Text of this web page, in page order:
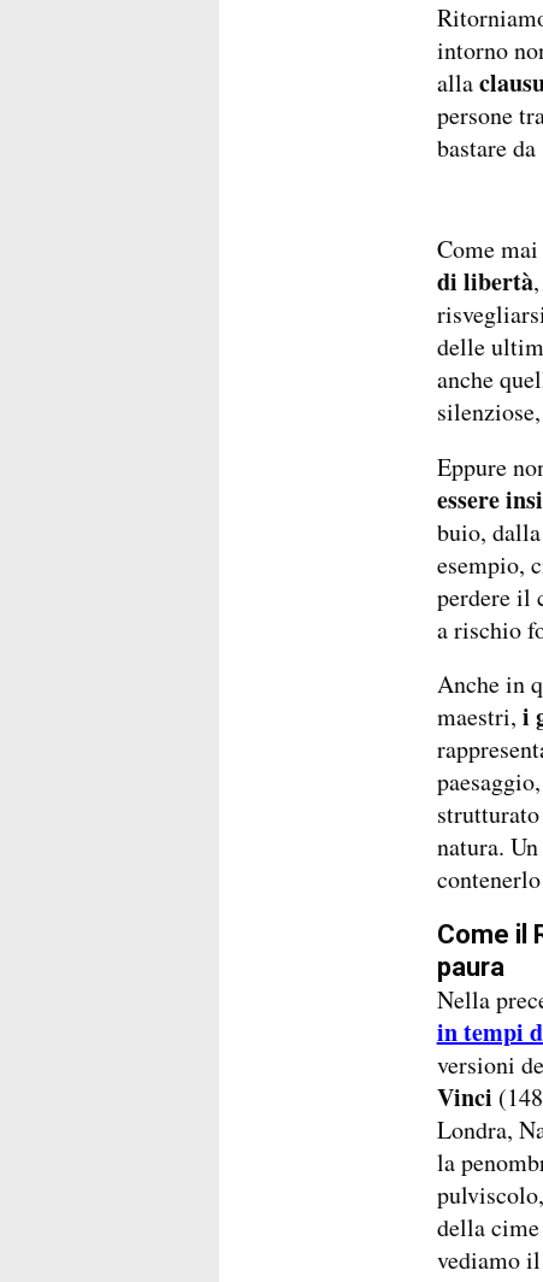
intorno
alla
persone
bastare
Come
di libertà
delle
anche
Eppure
essere
buio,
esempio,
perdere il
a rischio
Anche in
maestri, i
natura.
Come il
paura
Nella
in tempi
versioni
Vinci
Londra,
la
della
vediamo